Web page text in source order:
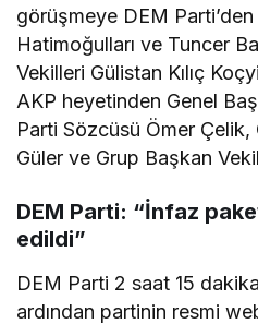
görüşmeye DEM
Hatimoğulları ve Tuncer
Vekilleri Gülistan Kılıç
AKP heyetinden Genel
Parti Sözcüsü Ömer Çelik,
Güler ve Grup Başkan
DEM Parti: “İnfaz
edildi”
DEM Parti 2 saat 15
ardından partinin resmi